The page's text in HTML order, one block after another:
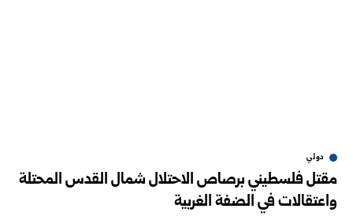
دولي
مقتل فلسطيني برصاص الاحتلال شمال القدس المحتلة
واعتقالات في الضفة الغربية